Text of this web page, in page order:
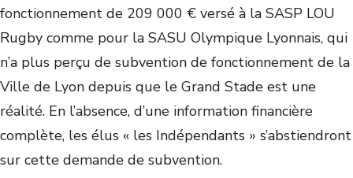
fonctionnement de 209 000 € versé à la SASP LOU
Rugby comme pour la SASU Olympique Lyonnais, qui
n’a plus perçu de subvention de fonctionnement de la
Ville de Lyon depuis que le Grand Stade est une
réalité. En l’absence, d’une information financière
complète, les élus « les Indépendants » s’abstiendront
sur cette demande de subvention.